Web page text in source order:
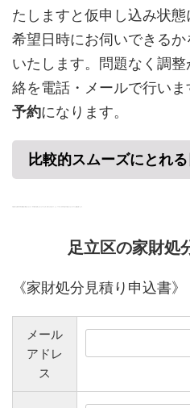
たしますと仮申し込み状
希望日時にお伺いできる
いたします。問題なく調
絡を電話・メールで行いま
予約になります。
比較的スムーズにとれ
足立区の家財処
《家財処分見積り申込書》
メール
アドレ
ス